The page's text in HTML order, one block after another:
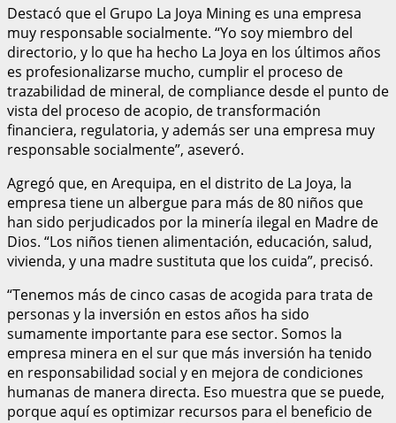
Destacó que el Grupo La Joya Mining es una empresa
muy responsable socialmente. “Yo soy miembro del
directorio, y lo que ha hecho La Joya en los últimos años
es profesionalizarse mucho, cumplir el proceso de
trazabilidad de mineral, de compliance desde el punto de
vista del proceso de acopio, de transformación
financiera, regulatoria, y además ser una empresa muy
responsable socialmente”, aseveró.
Agregó que, en Arequipa, en el distrito de La Joya, la
empresa tiene un albergue para más de 80 niños que
han sido perjudicados por la minería ilegal en Madre de
Dios. “Los niños tienen alimentación, educación, salud,
vivienda, y una madre sustituta que los cuida”, precisó.
“Tenemos más de cinco casas de acogida para trata de
personas y la inversión en estos años ha sido
sumamente importante para ese sector. Somos la
empresa minera en el sur que más inversión ha tenido
en responsabilidad social y en mejora de condiciones
humanas de manera directa. Eso muestra que se puede,
porque aquí es optimizar recursos para el beneficio de